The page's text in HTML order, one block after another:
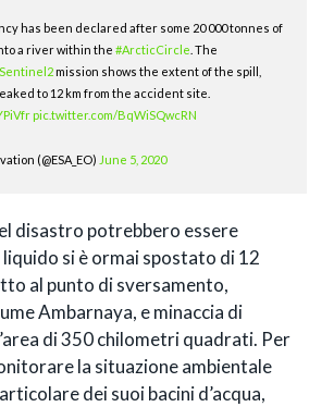
has been declared after some 20 000 tonnes of
a river within the#ArcticCircle . The
mission shows the extent of the spill,
to 12 km from the accident site.
pic.twitter.com/BqWiSQwcRN
(@ESA_EO) June 5, 2020
disastro potrebbero essere
si è ormai spostato di 12
al punto di sversamento,
Ambarnaya, e minaccia di
di 350 chilometri quadrati. Per
la situazione ambientale
dei suoi bacini d’acqua,